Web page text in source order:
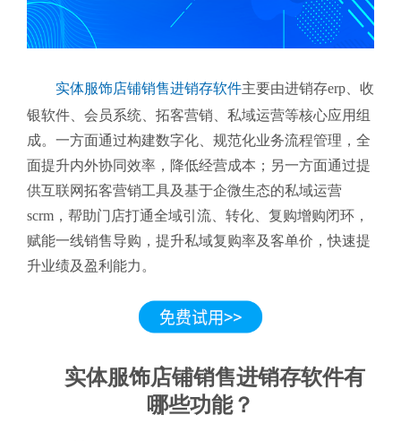
实体服饰店铺销售进销存软件主要由进销存erp、收
银软件、会员系统、拓客营销、私域运营等核心应用组
成。一方面通过构建数字化、规范化业务流程管理，全
面提升内外协同效率，降低经营成本；另一方面通过提
供互联网拓客营销工具及基于企微生态的私域运营
scrm，帮助门店打通全域引流、转化、复购增购闭环，
赋能一线销售导购，提升私域复购率及客单价，快速提
升业绩及盈利能力。
实体服饰店铺销售进销存软件有
哪些功能？